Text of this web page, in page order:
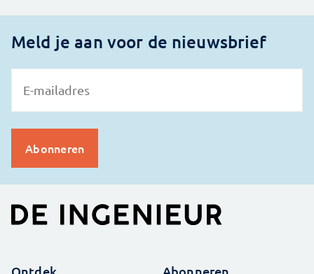
Meld je aan voor de nieuwsbrief
Ontdek Abonneren